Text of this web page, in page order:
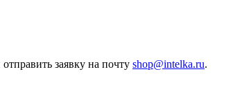
заявку на почту shop@intelka.ru.